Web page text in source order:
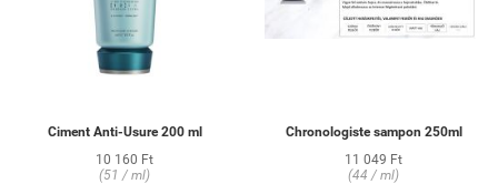
Ciment Anti-Usure 200 ml
10 160 Ft
(51 / ml)
Chronologiste sampon 250ml
11 049 Ft
(44 / ml)